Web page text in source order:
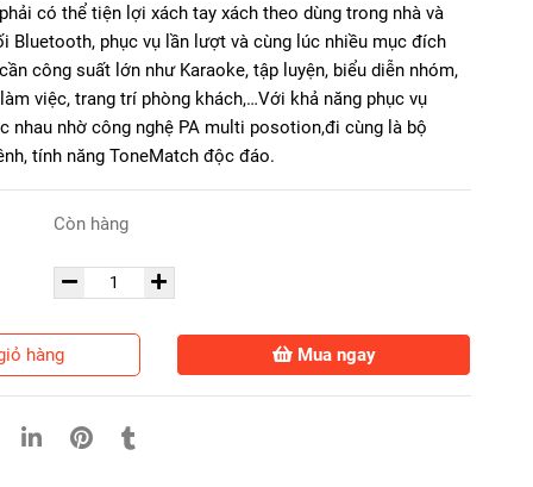
có thể tiện lợi xách tay xách theo dùng trong nhà và
Bluetooth, phục vụ lần lượt và cùng lúc nhiều mục đích
công suất lớn như Karaoke, tập luyện, biểu diễn nhóm,
việc, trang trí phòng khách,…Với khả năng phục vụ
nhau nhờ công nghệ PA multi posotion,đi cùng là bộ
tính năng ToneMatch độc đáo.
Còn hàng
hàng Mua ngay